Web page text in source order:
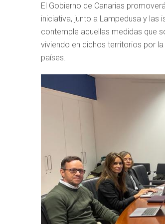
El Gobierno de Canarias
iniciativa, junto a Lampedusa y las
contemple aquellas medidas que
viviendo en dichos territorios por
países.